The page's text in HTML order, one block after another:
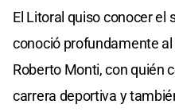
El Litoral quiso conocer el
conoció profundamente
Roberto Monti, con quién
carrera deportiva y